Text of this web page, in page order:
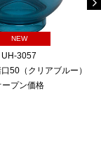
NEW
UH-3057
50（クリアブルー）
ープン価格